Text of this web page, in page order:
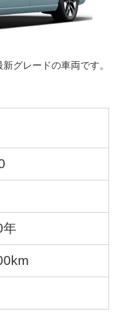
グレードの車両です。
年